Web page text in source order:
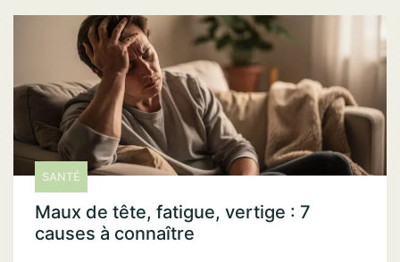
SANTÉ
Maux de tête, fatigue, vertige : 7
causes à connaître